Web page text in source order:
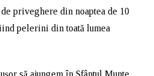
priveghere din noaptea de 10
pelerini din toată lumea
să ajungem în Sfântul Munte